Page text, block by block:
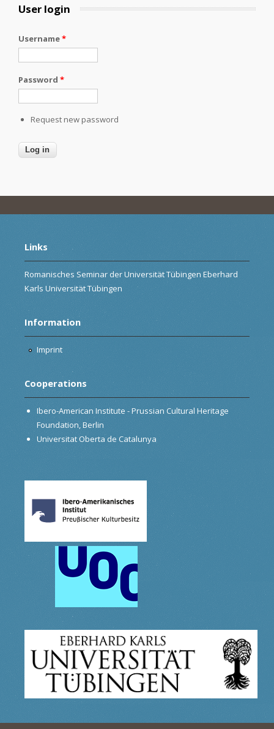
User login
Username*
Password *
Request new password
Links
Romanisches Seminar der Universität Tübingen Eberhard
Karls Universität Tübingen
Information
Imprint
Cooperations
Ibero-American Institute - Prussian Cultural Heritage
Foundation, Berlin
Universitat Oberta de Catalunya